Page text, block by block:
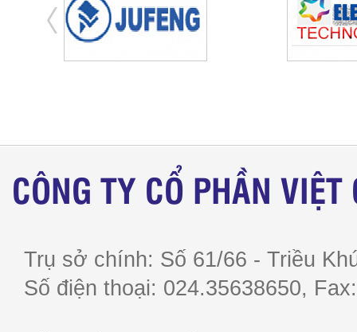
CÔNG TY CỔ PHẦN VIỆT
Trụ sở chính: Số 61/66 - Triều
Số điện thoại: 024.35638650,